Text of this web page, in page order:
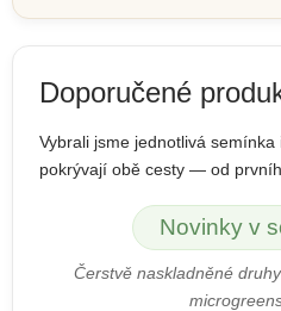
Doporučené
Vybrali jsme jednotlivá
pokrývají obě cesty — od
Novinky v
Čerstvě naskladněné